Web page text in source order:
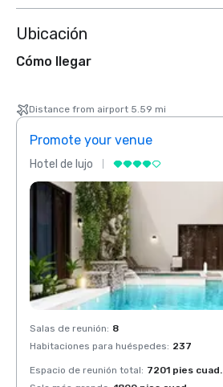
Ubicación
Cómo llegar
Distance from airport 5.59 mi
Promote your venue
Hotel de lujo
Salas de reunión: 8
Habitaciones para huéspedes: 237
Espacio de reunión total: 7201 pies cuad.